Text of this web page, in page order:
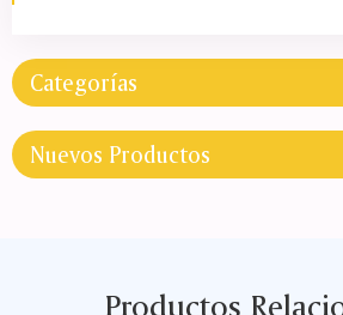
Categorías
Nuevos Productos
Productos